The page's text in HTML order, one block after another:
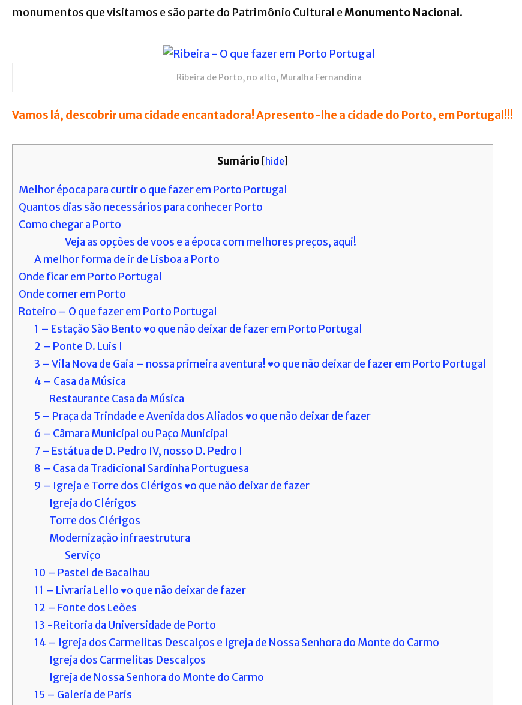
monumentos que visitamos e são parte do Patrimônio Cultural eMonumento Nacional.
Ribeira de Porto, no alto, Muralha Fernandina
Vamos lá, descobrir uma cidade encantadora!Apresento-lhe a cidade do Porto, em Portugal!!!
Sumário [hide]
Melhor época para curtir o que fazer em Porto Portugal
Quantos dias são necessários para conhecer Porto
Como chegar a Porto
Veja as opções de voos e a época com melhores preços, aqui!
A melhor forma de ir de Lisboa a Porto
Onde ficar em Porto Portugal
Onde comer em Porto
Roteiro – O que fazer em Porto Portugal
1 – Estação São Bento ♥o que não deixar de fazer em Porto Portugal
2 – Ponte D. Luis I
3 – Vila Nova de Gaia – nossa primeira aventura! ♥o que não deixar de fazer em Porto Portugal
4 – Casa da Música
Restaurante Casa da Música
5 – Praça da Trindade e Avenida dos Aliados ♥o que não deixar de fazer
6 – Câmara Municipal ou Paço Municipal
7 – Estátua de D. Pedro IV, nosso D. Pedro I
8 – Casa da Tradicional Sardinha Portuguesa
9 – Igreja e Torre dos Clérigos ♥o que não deixar de fazer
Igreja do Clérigos
Torre dos Clérigos
Modernização infraestrutura
Serviço
10 – Pastel de Bacalhau
11 – Livraria Lello ♥o que não deixar de fazer
12 – Fonte dos Leões
13 -Reitoria da Universidade de Porto
14 – Igreja dos Carmelitas Descalços e Igreja de Nossa Senhora do Monte do Carmo
Igreja dos Carmelitas Descalços
Igreja de Nossa Senhora do Monte do Carmo
15 – Galeria de Paris